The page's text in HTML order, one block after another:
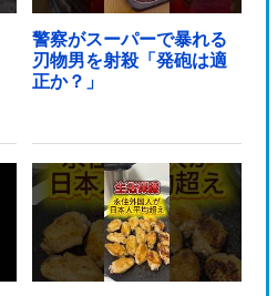
警察がスーパーで暴れる
刃物男を射殺「発砲は適
正か？」